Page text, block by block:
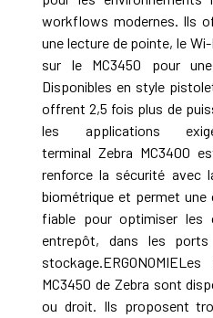
workflows modernes. Ils
une lecture de pointe, le
sur le MC3450 pour
Disponibles en style
offrent 2,5 fois plus de
les applications
terminal Zebra MC3400
renforce la sécurité avec
biométrique et permet une
fiable pour optimiser les
entrepôt, dans les
MC3450 de Zebra sont
ou droit. Ils proposent